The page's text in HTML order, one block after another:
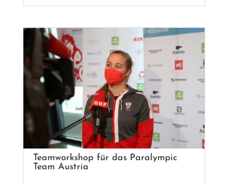
Teamworkshop für das Paralympic
Team Austria